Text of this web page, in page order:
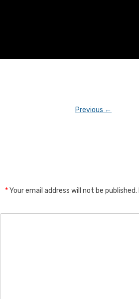
← Previous
Your email address will not be published.
*